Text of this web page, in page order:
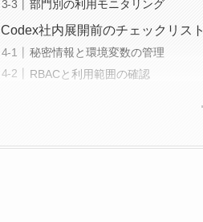
部門別の利用モニタリング
Codex社内展開前のチェックリスト
秘密情報と環境変数の管理
RBACと利用範囲の確認